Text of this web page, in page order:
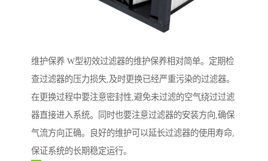
维护保养 W型初效过滤器的维护保养相对简单。定期检
查过滤器的压力损失,及时更换已经严重污染的过滤器。
在更换过程中要注意密封性,避免未过滤的空气绕过过滤
器直接进入系统。同时也要注意过滤器的安装方向,确保
气流方向正确。良好的维护可以延长过滤器的使用寿命,
保证系统的长期稳定运行。